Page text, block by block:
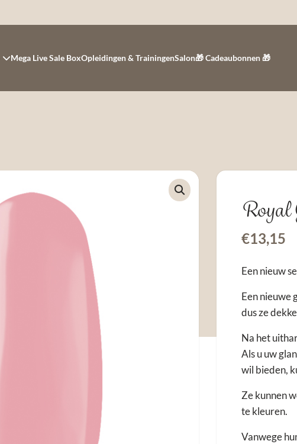
Mega Live Sale BoxOpleidingen & TrainingenSalon🎁 Cadeaubonnen 🎁
Royal
€13,15
Een nieuw
Een nieuwe
dus ze
Na het
Als u uw
wil bieden,
Ze kunnen
te kleuren.
Vanwege